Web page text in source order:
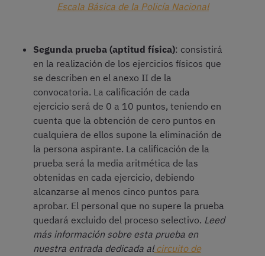
Escala Básica de la Policía Nacional
Segunda prueba (aptitud física): consistirá
en la realización de los ejercicios físicos que
se describen en el anexo II de la
convocatoria. La calificación de cada
ejercicio será de 0 a 10 puntos, teniendo en
cuenta que la obtención de cero puntos en
cualquiera de ellos supone la eliminación de
la persona aspirante. La calificación de la
prueba será la media aritmética de las
obtenidas en cada ejercicio, debiendo
alcanzarse al menos cinco puntos para
aprobar. El personal que no supere la prueba
quedará excluido del proceso selectivo. Leed
más información sobre esta prueba en
nuestra entrada dedicada alcircuito de